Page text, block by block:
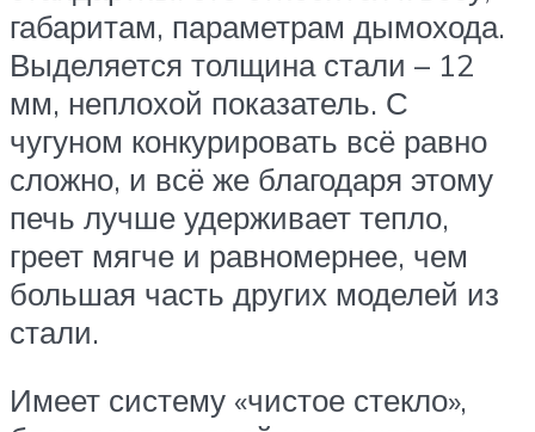
габаритам, параметрам дымохода.
Выделяется толщина стали – 12
мм, неплохой показатель. С
чугуном конкурировать всё равно
сложно, и всё же благодаря этому
печь лучше удерживает тепло,
греет мягче и равномернее, чем
большая часть других моделей из
стали.
Имеет систему «чистое стекло»,